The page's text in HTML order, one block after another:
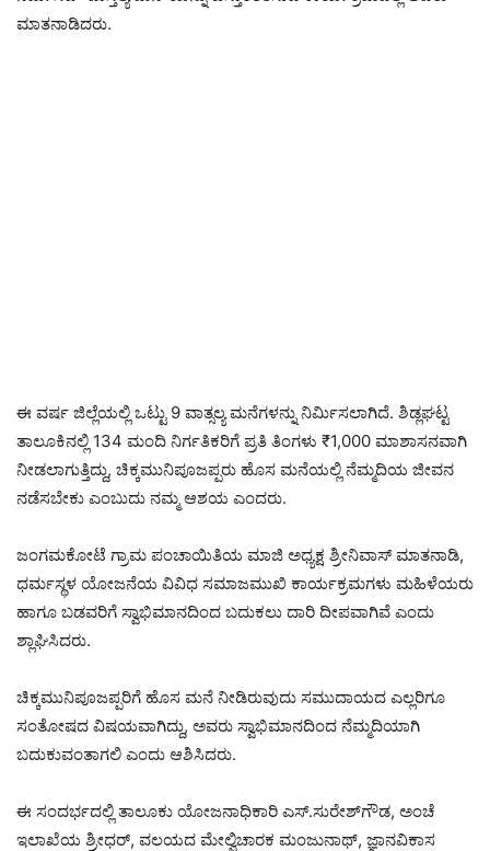
ಮಾತನಾಡಿದರು.
ಈ ವರ್ಷ ಜಿಲ್ಲೆಯಲ್ಲಿ ಒಟ್ಟು 9 ವಾತ್ಸಲ್ಯ ಮನೆಗಳನ್ನು ನಿರ್ಮಿಸಲಾಗಿದೆ. ಶಿಡ್ಲಘಟ್ಟ
ತಾಲೂಕಿನಲ್ಲಿ 134 ಮಂದಿ ನಿರ್ಗತಿಕರಿಗೆ ಪ್ರತಿ ತಿಂಗಳು ₹1,000 ಮಾಶಾಸನವಾಗಿ
ನೀಡಲಾಗುತ್ತಿದ್ದು, ಚಿಕ್ಕಮುನಿಪೂಜಪ್ಪರು ಹೊಸ ಮನೆಯಲ್ಲಿ ನೆಮ್ಮದಿಯ ಜೀವನ
ನಡೆಸಬೇಕು ಎಂಬುದು ನಮ್ಮ ಆಶಯ ಎಂದರು.
ಜಂಗಮಕೋಟೆ ಗ್ರಾಮ ಪಂಚಾಯಿತಿಯ ಮಾಜಿ ಅಧ್ಯಕ್ಷ ಶ್ರೀನಿವಾಸ್ ಮಾತನಾಡಿ,
ಧರ್ಮಸ್ಥಳ ಯೋಜನೆಯ ವಿವಿಧ ಸಮಾಜಮುಖಿ ಕಾರ್ಯಕ್ರಮಗಳು ಮಹಿಳೆಯರು
ಹಾಗೂ ಬಡವರಿಗೆ ಸ್ವಾಭಿಮಾನದಿಂದ ಬದುಕಲು ದಾರಿ ದೀಪವಾಗಿವೆ ಎಂದು
ಶ್ಲಾಘಿಸಿದರು.
ಚಿಕ್ಕಮುನಿಪೂಜಪ್ಪರಿಗೆ ಹೊಸ ಮನೆ ನೀಡಿರುವುದು ಸಮುದಾಯದ ಎಲ್ಲರಿಗೂ
ಸಂತೋಷದ ವಿಷಯವಾಗಿದ್ದು, ಅವರು ಸ್ವಾಭಿಮಾನದಿಂದ ನೆಮ್ಮದಿಯಾಗಿ
ಬದುಕುವಂತಾಗಲಿ ಎಂದು ಆಶಿಸಿದರು.
ಈ ಸಂದರ್ಭದಲ್ಲಿ ತಾಲೂಕು ಯೋಜನಾಧಿಕಾರಿ ಎಸ್.ಸುರೇಶ್‌ಗೌಡ, ಅಂಚೆ
ಇಲಾಖೆಯ ಶ್ರೀಧರ್, ವಲಯದ ಮೇಲ್ವಿಚಾರಕ ಮಂಜುನಾಥ್, ಜ್ಞಾನವಿಕಾಸ